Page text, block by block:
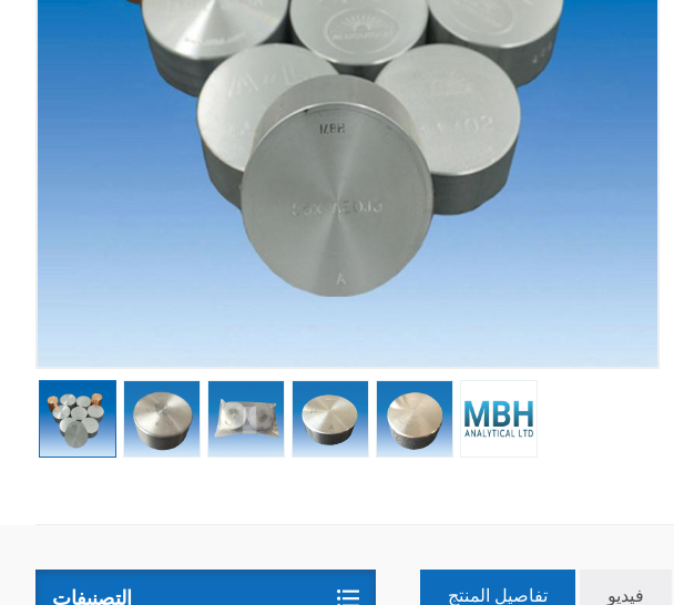
التصنيفات تفاصيل المنتج فيديو